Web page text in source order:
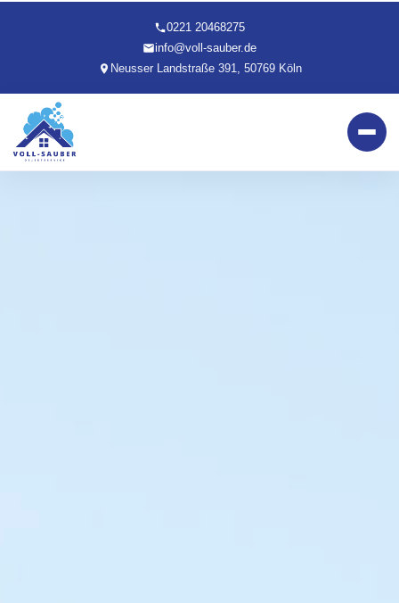
0221 20468275
info@voll-sauber.de
Neusser Landstraße 391, 50769 Köln